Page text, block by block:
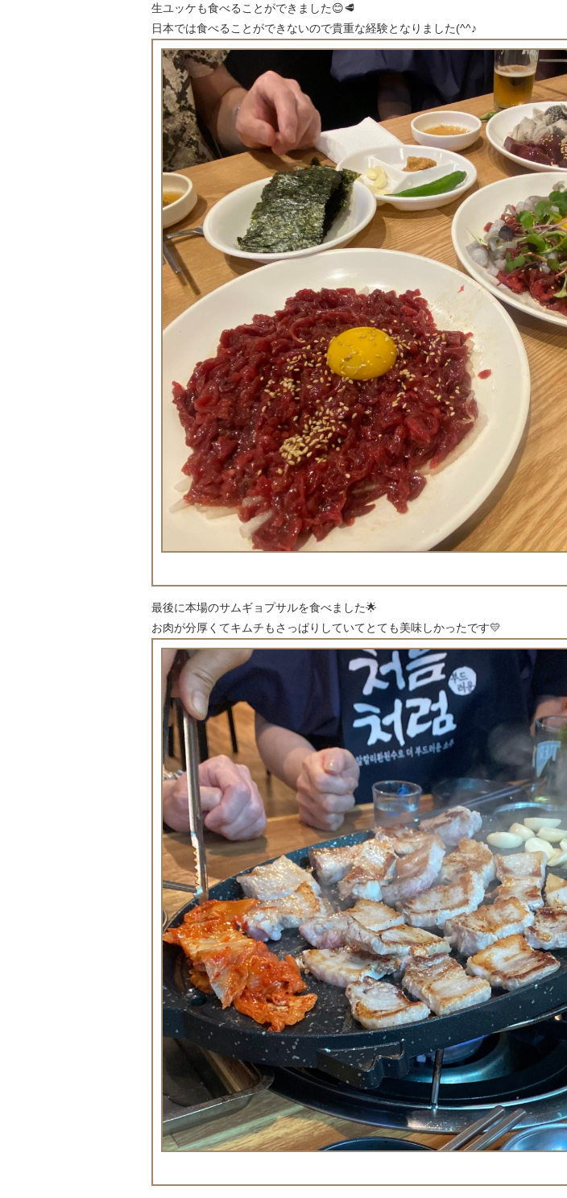
生ユッケも食べることができました😊🥩
日本では食べることができないので貴重な経験となりました(^^♪
最後に本場のサムギョプサルを食べました🌟
お肉が分厚くてキムチもさっぱりしていてとても美味しかったです💛